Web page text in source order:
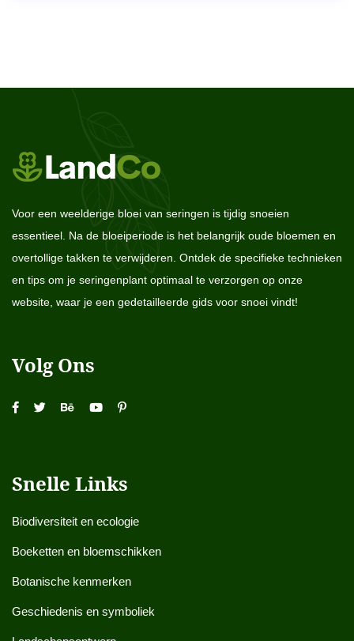
Voor een weelderige bloei van seringen is tijdig snoeien
essentieel. Na de bloeiperiode is het belangrijk oude bloemen en
overtollige takken te verwijderen. Ontdek de specifieke technieken
en tips om je seringenplant optimaal te verzorgen op onze
website, waar je een gedetailleerde gids voor snoei vindt!
Volg Ons
Snelle Links
Biodiversiteit en ecologie
Boeketten en bloemschikken
Botanische kenmerken
Geschiedenis en symboliek